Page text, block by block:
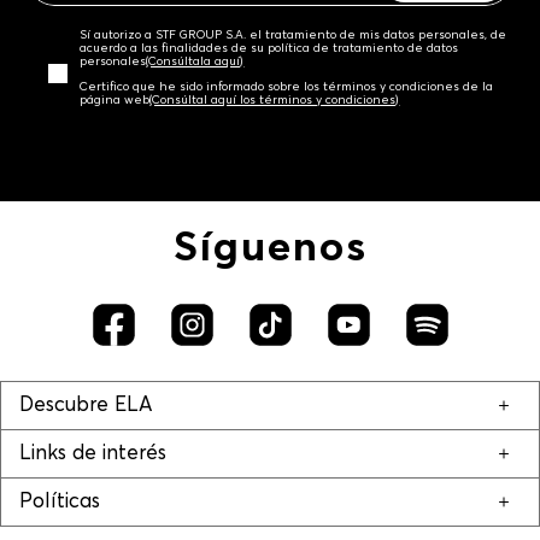
Sí autorizo a STF GROUP S.A. el tratamiento de mis datos personales, de
acuerdo a las finalidades de su política de tratamiento de datos
personales‎(Consúltala aquí)
Certifico que he sido informado sobre los términos y condiciones de la
página web‎(Consúltal aquí los términos y condiciones)
Síguenos
Descubre ELA
Links de interés
Políticas